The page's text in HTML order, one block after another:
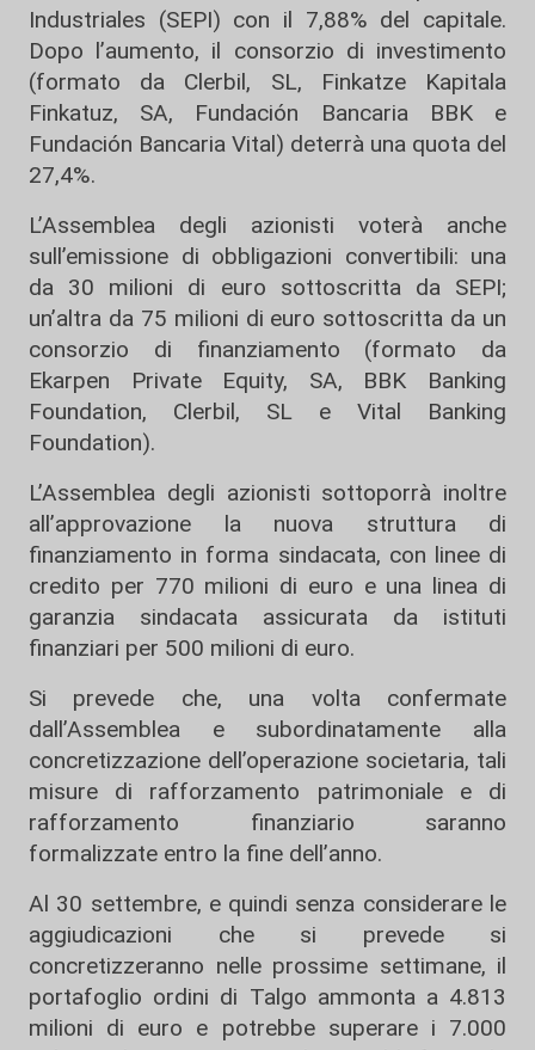
Industriales (SEPI) con il 7,88% del capitale.
Dopo l’aumento, il consorzio di investimento
(formato da Clerbil, SL, Finkatze Kapitala
Finkatuz, SA, Fundación Bancaria BBK e
Fundación Bancaria Vital) deterrà una quota del
27,4%.
L’Assemblea degli azionisti voterà anche
sull’emissione di obbligazioni convertibili: una
da 30 milioni di euro sottoscritta da SEPI;
un’altra da 75 milioni di euro sottoscritta da un
consorzio di finanziamento (formato da
Ekarpen Private Equity, SA, BBK Banking
Foundation, Clerbil, SL e Vital Banking
Foundation).
L’Assemblea degli azionisti sottoporrà inoltre
all’approvazione la nuova struttura di
finanziamento in forma sindacata, con linee di
credito per 770 milioni di euro e una linea di
garanzia sindacata assicurata da istituti
finanziari per 500 milioni di euro.
Si prevede che, una volta confermate
dall’Assemblea e subordinatamente alla
concretizzazione dell’operazione societaria, tali
misure di rafforzamento patrimoniale e di
rafforzamento finanziario saranno
formalizzate entro la fine dell’anno.
Al 30 settembre, e quindi senza considerare le
aggiudicazioni che si prevede si
concretizzeranno nelle prossime settimane, il
portafoglio ordini di Talgo ammonta a 4.813
milioni di euro e potrebbe superare i 7.000